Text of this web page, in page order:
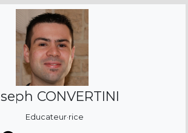
CONVERTINI
Educateur·rice